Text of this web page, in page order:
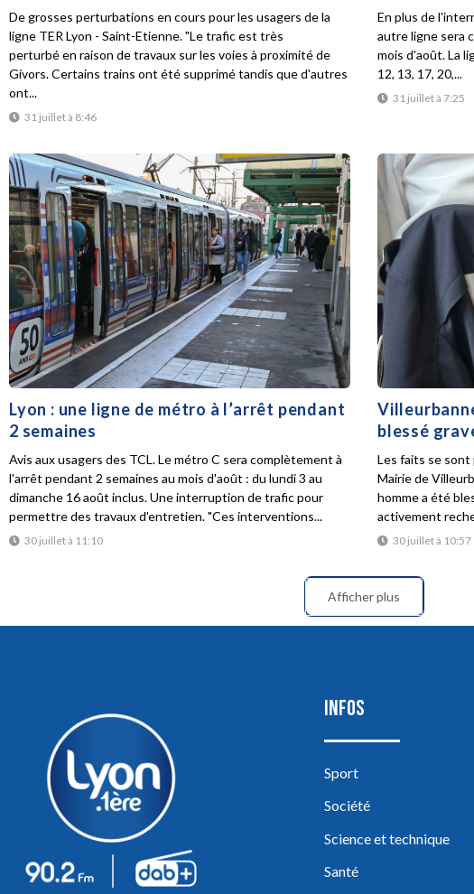
31 juillet à 8:46
De grosses perturbations en cours pour les usagers de la
ligne TER Lyon - Saint-Etienne. "Le trafic est très
perturbé en raison de travaux sur les voies à proximité de
Givors. Certains trains ont été supprimé tandis que d'autres
ont...
31 juillet à 7:25
En plus de
autre ligne sera
mois d'août. La
12, 13, 17, 20,...
Lyon : une ligne de métro à l’arrêt pendant
2 semaines
30 juillet à 11:10
Avis aux usagers des TCL. Le métro C sera complètement à
l'arrêt pendant 2 semaines au mois d'août : du lundi 3 au
dimanche 16 août inclus. Une interruption de trafic pour
permettre des travaux d'entretien. "Ces interventions...
blessé
30 juillet à 10:57
Les faits se sont
Mairie de
homme a été
activement
Afficher plus
INFOS
Sport
Société
Science et technique
Santé